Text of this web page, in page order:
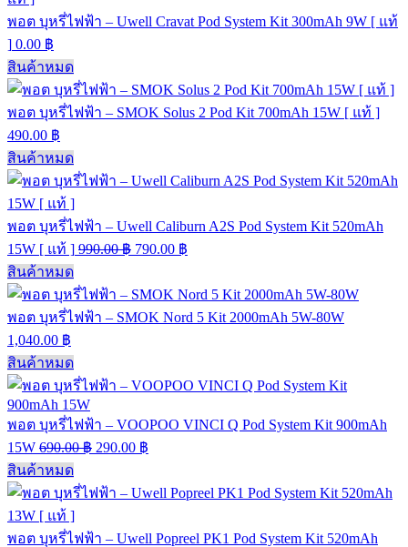
พอต บุหรี่ไฟฟ้า – Uwell Cravat Pod System Kit 300mAh 9W [ แท้
] 0.00 ฿
สินค้าหมด
พอต บุหรี่ไฟฟ้า – SMOK Solus 2 Pod Kit 700mAh 15W [ แท้ ]
490.00 ฿
สินค้าหมด
พอต บุหรี่ไฟฟ้า – Uwell Caliburn A2S Pod System Kit 520mAh
15W [ แท้ ] 990.00฿ 790.00 ฿
สินค้าหมด
พอต บุหรี่ไฟฟ้า – SMOK Nord 5 Kit 2000mAh 5W-80W
1,040.00 ฿
สินค้าหมด
พอต บุหรี่ไฟฟ้า – VOOPOO VINCI Q Pod System Kit 900mAh
15W 690.00฿ 290.00 ฿
สินค้าหมด
พอต บุหรี่ไฟฟ้า – Uwell Popreel PK1 Pod System Kit 520mAh